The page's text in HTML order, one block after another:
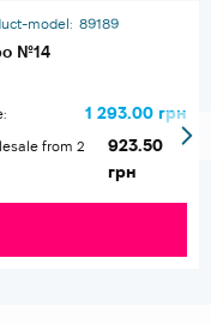
model: 89189
№14
1 293.00 грн
from 2
923.50
грн